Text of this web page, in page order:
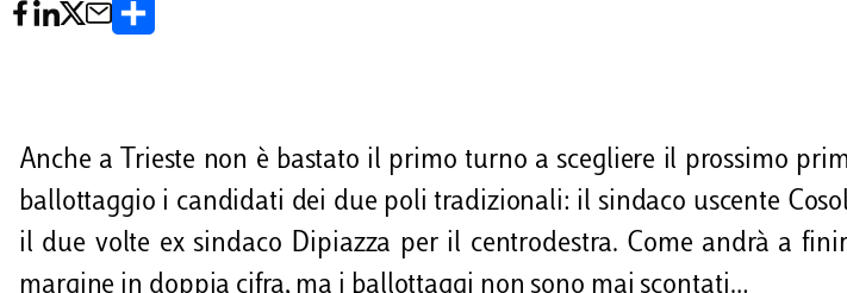
Anche a Trieste non è bastato il primo turno a scegliere il prossimo
ballottaggio i candidati dei due poli tradizionali: il sindaco uscente
il due volte ex sindaco Dipiazza per il centrodestra. Come andrà a
margine in doppia cifra, ma i ballottaggi non sono mai scontati…